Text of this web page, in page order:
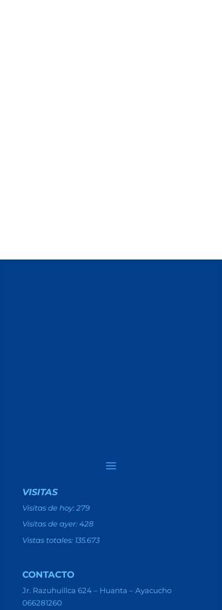
VISITAS
Visitas de hoy: 279
Visitas de ayer: 428
Vistas totales: 135.673
CONTACTO
Jr. Razuhuillca 624 – Huanta – Ayacucho
066281260